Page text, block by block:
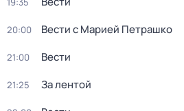
20:00 Вести с Марией Петрашко
21:00 Вести
21:25 За лентой